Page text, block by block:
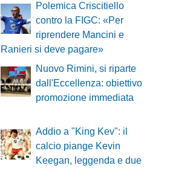
Polemica Criscitiello
contro la FIGC: «Per
riprendere Mancini e
Ranieri si deve pagare»
Nuovo Rimini, si riparte
dall'Eccellenza: obiettivo
promozione immediata
Addio a "King Kev": il
calcio piange Kevin
Keegan, leggenda e due